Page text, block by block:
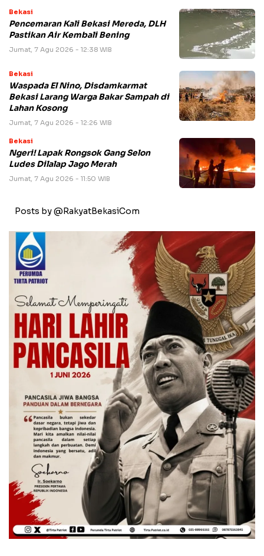
Bekasi
Pencemaran Kali Bekasi Mereda, DLH
Pastikan Air Kembali Bening
Jumat, 7 Agu 2026 - 12:38 WIB
Bekasi
Waspada El Nino, Disdamkarmat
Bekasi Larang Warga Bakar Sampah di
Lahan Kosong
Jumat, 7 Agu 2026 - 12:26 WIB
Bekasi
Ngeri! Lapak Rongsok Gang Selon
Ludes Dilalap Jago Merah
Jumat, 7 Agu 2026 - 11:50 WIB
Posts by @RakyatBekasiCom